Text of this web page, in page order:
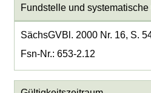
Fundstelle und
SächsGVBl. 2000 Nr. 16, S.
Fsn-Nr.: 653-2.12